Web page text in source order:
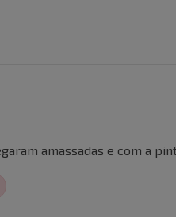
amassadas e com a